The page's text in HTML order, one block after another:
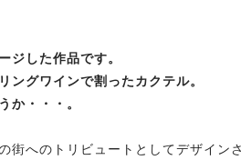
ジした作品です。
グワインで割ったカクテル。
か・・・。
へのトリビュートとしてデザイン